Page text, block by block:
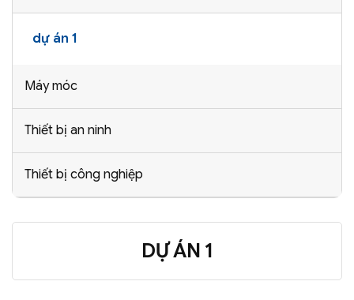
dự án 1
Máy móc
Thiết bị an ninh
Thiết bị công nghiệp
DỰ ÁN 1